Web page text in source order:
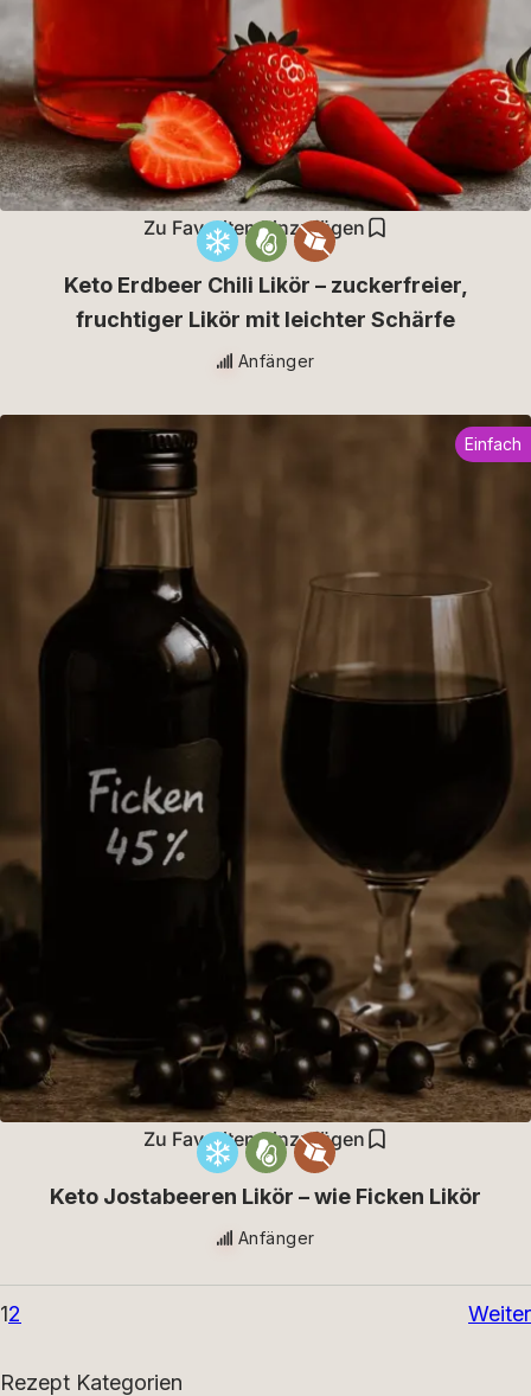
Zu Favoriten hinzufügen
Keto Erdbeer Chili Likör – zuckerfreier,
fruchtiger Likör mit leichter Schärfe
Anfänger
Zu Favoriten hinzufügen
Einfach
Keto Jostabeeren Likör – wie Ficken Likör
Anfänger
12 Weiter
Rezept Kategorien